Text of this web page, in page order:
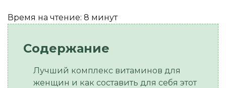
Время на чтение: 8 минут
Лучший комплекс витаминов для
женщин и как составить для себя этот